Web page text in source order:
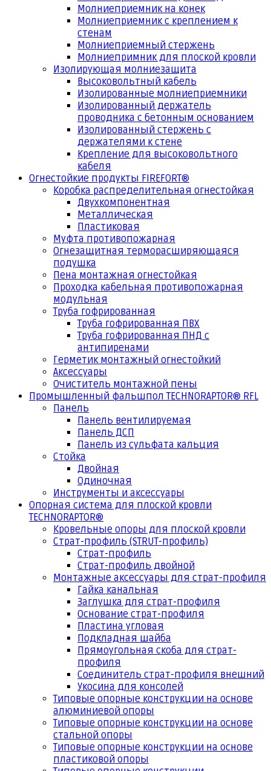
Молниеприемник на конек
Молниеприемник с креплением к
стенам
Молниеприемный стержень
Молниепримник для плоской кровли
Изолирующая молниезащита
Высоковольтный кабель
Изолированные молниеприемники
Изолированный держатель
проводника с бетонным основанием
Изолированный стержень с
держателями к стене
Крепление для высоковольтного
кабеля
Огнестойкие продукты FIREFORT®
Коробка распределительная огнестойкая
Двухкомпонентная
Металлическая
Пластиковая
Муфта противопожарная
Огнезащитная терморасширяющаяся
подушка
Пена монтажная огнестойкая
Проходка кабельная противопожарная
модульная
Труба гофрированная
Труба гофрированная ПВХ
Труба гофрированная ПНД с
антипиренами
Герметик монтажный огнестойкий
Аксессуары
Очиститель монтажной пены
Промышленный фальшпол TECHNORAPTOR® RFL
Панель
Панель вентилируемая
Панель ДСП
Панель из сульфата кальция
Стойка
Двойная
Одиночная
Инструменты и аксессуары
Опорная система для плоской кровли
TECHNORAPTOR®
Кровельные опоры для плоской кровли
Страт-профиль (STRUT-профиль)
Страт-профиль
Страт-профиль двойной
Монтажные аксессуары для страт-профиля
Гайка канальная
Заглушка для страт-профиля
Основание страт-профиля
Пластина угловая
Подкладная шайба
Прямоугольная скоба для страт-
профиля
Соединитель страт-профиля внешний
Укосина для консолей
Типовые опорные конструкции на основе
алюминиевой опоры
Типовые опорные конструкции на основе
стальной опоры
Типовые опорные конструкции на основе
пластиковой опоры